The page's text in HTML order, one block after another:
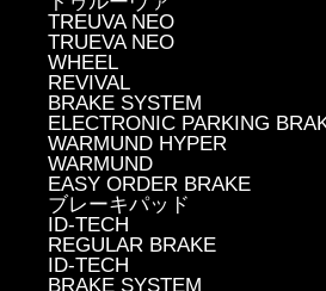
TREUVA NEO
TRUEVA NEO
WHEEL
REVIVAL
BRAKE SYSTEM
ELECTRONIC PARKING
WARMUND HYPER
WARMUND
EASY ORDER BRAKE
ブレーキパッド
ID-TECH
REGULAR BRAKE
ID-TECH
BRAKE SYSTEM